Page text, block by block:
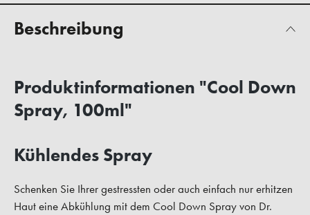
Beschreibung
Produktinformationen "Cool Down
Spray, 100ml"
Kühlendes Spray
Schenken Sie Ihrer gestressten oder auch einfach nur erhitzen
Haut eine Abkühlung mit dem Cool Down Spray von Dr.